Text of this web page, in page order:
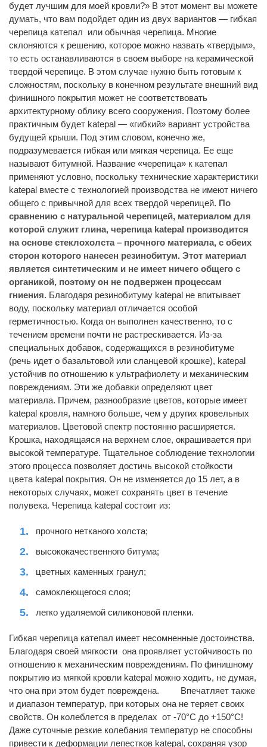
будет лучшим для моей кровли?» В этот момент вы можете
думать, что вам подойдет один из двух вариантов — гибкая
черепица катепал или обычная черепица. Многие
склоняются к решению, которое можно назвать «твердым»,
то есть останавливаются в своем выборе на керамической
твердой черепице. В этом случае нужно быть готовым к
сложностям, поскольку в конечном результате внешний вид
финишного покрытия может не соответствовать
архитектурному облику всего сооружения. Поэтому более
практичным будет katepal — «гибкий» вариант устройства
будущей крыши. Под этим словом, конечно же,
подразумевается гибкая или мягкая черепица. Ее еще
называют битумной. Название «черепица» к катепал
применяют условно, поскольку технические характеристики
katepal вместе с технологией производства не имеют ничего
общего с привычной для всех твердой черепицей. По
сравнению с натуральной черепицей, материалом для
которой служит глина, черепица katepal производится
на основе стеклохолста – прочного материала, с обеих
сторон которого нанесен резинобитум. Этот материал
является синтетическим и не имеет ничего общего с
органикой, поэтому он не подвержен процессам
гниения. Благодаря резинобитуму katepal не впитывает
воду, поскольку материал отличается особой
герметичностью. Когда он выполнен качественно, то с
течением времени почти не растрескивается. Из-за
специальных добавок, содержащихся в резинобитуме
(речь идет о базальтовой или сланцевой крошке), katepal
устойчив по отношению к ультрафиолету и механическим
повреждениям. Эти же добавки определяют цвет
материала. Причем, разнообразие цветов, которые имеет
katepal кровля, намного больше, чем у других кровельных
материалов. Цветовой спектр постоянно расширяется.
Крошка, находящаяся на верхнем слое, окрашивается при
высокой температуре. Тщательное соблюдение технологии
этого процесса позволяет достичь высокой стойкости
цвета katepal покрытия. Он не изменяется до 15 лет, а в
некоторых случаях, может сохранять цвет в течение
полувека. Черепица katepal состоит из:
прочного нетканого холста;
высококачественного битума;
цветных каменных гранул;
самоклеющегося слоя;
легко удаляемой силиконовой пленки.
Гибкая черепица катепал имеет несомненные достоинства.
Благодаря своей мягкости она проявляет устойчивость по
отношению к механическим повреждениям. По финишному
покрытию из мягкой кровли katepal можно ходить, не думая,
что она при этом будет повреждена. Впечатляет также
и диапазон температур, при которых она не теряет своих
свойств. Он колеблется в пределах от -70°С до +150°С!
Даже суточные резкие колебания температур не способны
привести к деформации лепестков katepal, сохраняя узор